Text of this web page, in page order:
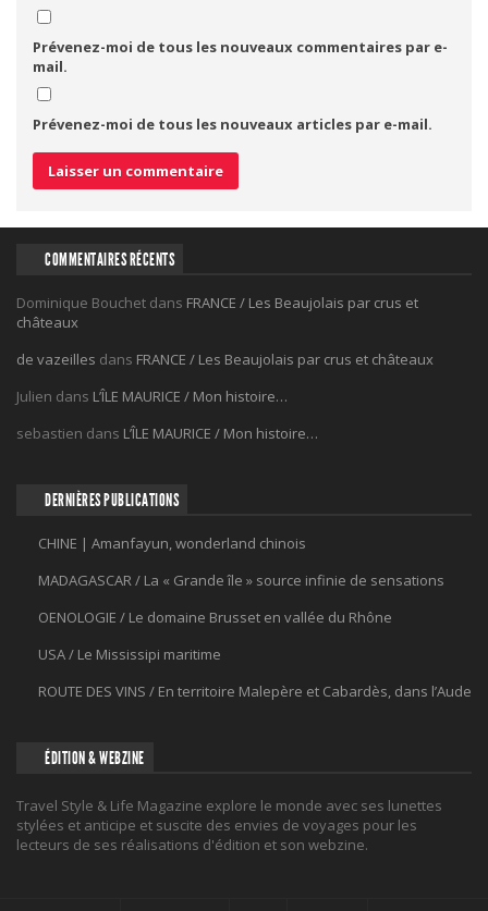
Prévenez-moi de tous les nouveaux commentaires par e-
mail.
Prévenez-moi de tous les nouveaux articles par e-mail.
COMMENTAIRES RÉCENTS
Dominique Bouchet dans FRANCE / Les Beaujolais par crus et
châteaux
de vazeilles dans FRANCE / Les Beaujolais par crus et châteaux
Julien dans L’ÎLE MAURICE / Mon histoire…
sebastien dans L’ÎLE MAURICE / Mon histoire…
DERNIÈRES PUBLICATIONS
CHINE | Amanfayun, wonderland chinois
MADAGASCAR / La « Grande île » source infinie de sensations
OENOLOGIE / Le domaine Brusset en vallée du Rhône
USA / Le Mississipi maritime
ROUTE DES VINS / En territoire Malepère et Cabardès, dans l’Aude
ÉDITION & WEBZINE
Travel Style & Life Magazine explore le monde avec ses lunettes
stylées et anticipe et suscite des envies de voyages pour les
lecteurs de ses réalisations d'édition et son webzine.